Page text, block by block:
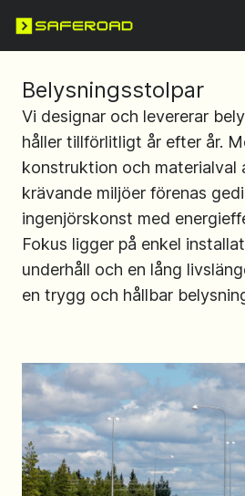
Belysningsstolpar
Vi designar och levererar
håller tillförlitligt år efter år.
konstruktion och materialval
krävande miljöer förenas
ingenjörskonst med
Fokus ligger på enkel
underhåll och en lång
en trygg och hållbar